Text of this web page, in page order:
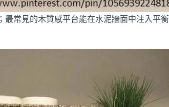
常見的木質感平台能在水泥牆面中注入平